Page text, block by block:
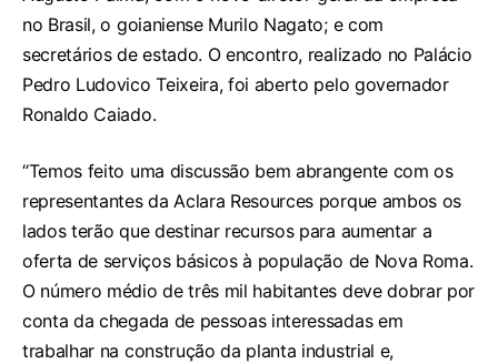
no Brasil, o goianiense Murilo Nagato; e com
secretários de estado. O encontro, realizado no Palácio
Pedro Ludovico Teixeira, foi aberto pelo governador
Ronaldo Caiado.
“Temos feito uma discussão bem abrangente com os
representantes da Aclara Resources porque ambos os
lados terão que destinar recursos para aumentar a
oferta de serviços básicos à população de Nova Roma.
O número médio de três mil habitantes deve dobrar por
conta da chegada de pessoas interessadas em
trabalhar na construção da planta industrial e,